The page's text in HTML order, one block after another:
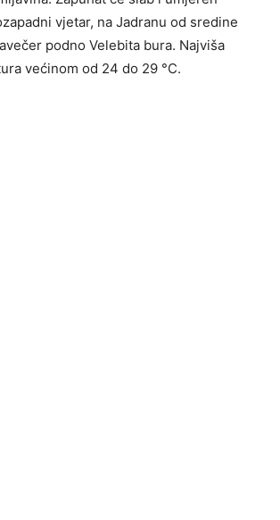
vjetar, na Jadranu od sredine
podno Velebita bura. Najviša
većinom od 24 do 29 °C.